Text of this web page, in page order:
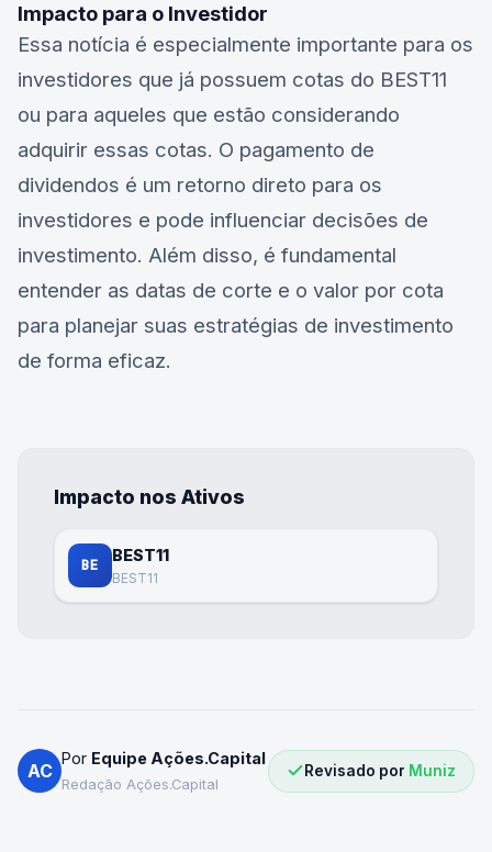
Impacto para o Investidor
Essa notícia é especialmente importante para os
investidores que já possuem cotas do BEST11
ou para aqueles que estão considerando
adquirir essas cotas. O pagamento de
dividendos é um retorno direto para os
investidores e pode influenciar decisões de
investimento. Além disso, é fundamental
entender as datas de corte e o valor por cota
para planejar suas estratégias de investimento
de forma eficaz.
Impacto nos Ativos
BE
BEST11
BEST11
AC
Por Equipe Ações.Capital
Redação Ações.Capital
Revisado por Muniz